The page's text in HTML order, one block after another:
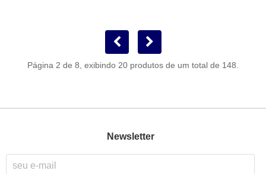
Página 2 de 8, exibindo 20 produtos de um total de 148.
Newsletter